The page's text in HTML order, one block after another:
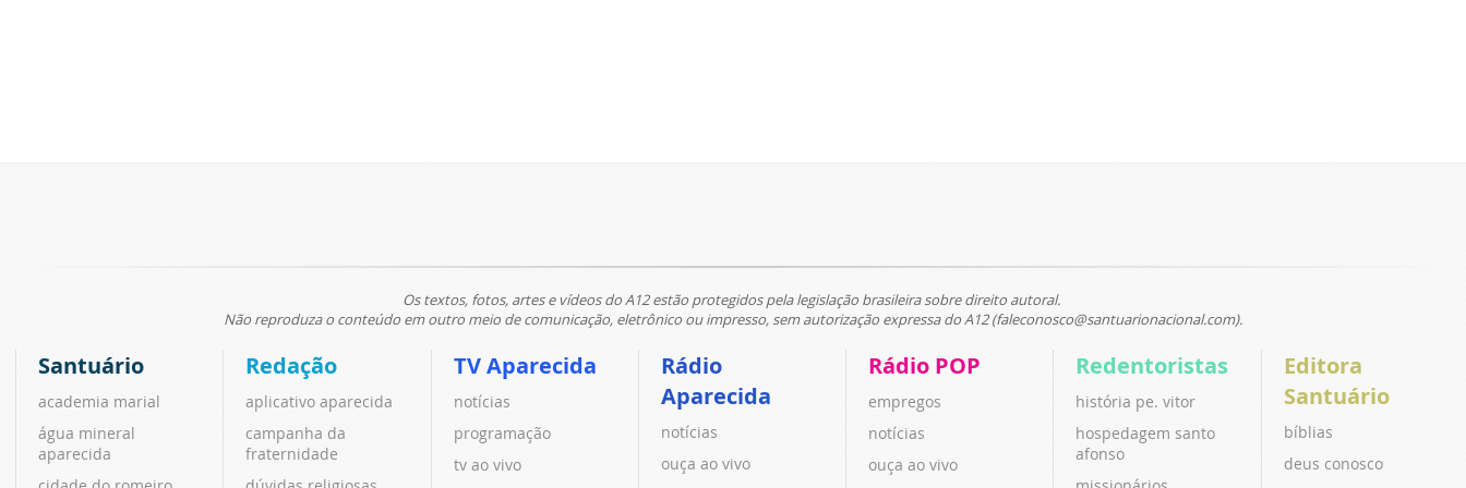
Os textos, fotos, artes e vídeos do A12 estão protegidos pela legislação brasileira sobre direito autoral.
Não reproduza o conteúdo em outro meio de comunicação, eletrônico ou impresso, sem autorização expressa do A12 (faleconosco@santuarionacional.com).
Santuário
academia marial
água mineral
aparecida
Redação
aplicativo aparecida
campanha da
fraternidade
TV Aparecida
notícias
programação
tv ao vivo
Rádio
Aparecida
notícias
ouça ao vivo
Rádio POP
empregos
notícias
ouça ao vivo
Redentoristas
história pe. vitor
hospedagem santo
afonso
Editora
Santuário
bíblias
deus conosco